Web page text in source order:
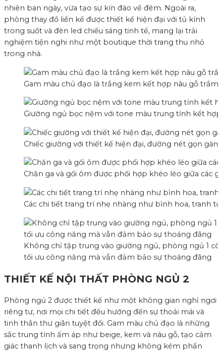
nhiên ban ngày, vừa tạo sự kín đáo về đêm. Ngoài ra,
phòng thay đồ liền kề được thiết kế hiện đại với tủ kính
trong suốt và đèn led chiếu sáng tinh tế, mang lại trải
nghiệm tiện nghi như một boutique thời trang thu nhỏ
trong nhà.
Gam màu chủ đạo là trắng kem kết hợp nâu gỗ
Giường ngủ bọc nệm với tone màu trung tính kết
Chiếc giường với thiết kế hiện đại, đường nét gọn
Chăn ga và gối ôm được phối hợp khéo léo giữa các
Các chi tiết trang trí nhẹ nhàng như bình hoa, tranh
Không chỉ tập trung vào giường ngủ, phòng ngủ 1
tối ưu công năng mà vẫn đảm bảo sự thoáng đãng
THIẾT KẾ NỘI THẤT PHÒNG NGỦ 2
Phòng ngủ 2 được thiết kế như một không gian nghỉ ngơi
riêng tư, nơi mọi chi tiết đều hướng đến sự thoải mái và
tinh thần thư giãn tuyệt đối. Gam màu chủ đạo là những
sắc trung tính ấm áp như beige, kem và nâu gỗ, tạo cảm
giác thanh lịch và sang trọng nhưng không kém phần